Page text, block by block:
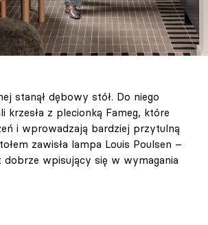
stanął dębowy stół. Do niego
krzesła z plecionką Fameg, które
i wprowadzają bardziej przytulną
zawisła lampa Louis Poulsen –
wpisujący się w wymagania